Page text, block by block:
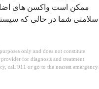
ممکن است واکسن های
سلامتی شما در حالی که
only and does not constitute
for diagnosis and treatment
call 911 or go to the nearest emergency